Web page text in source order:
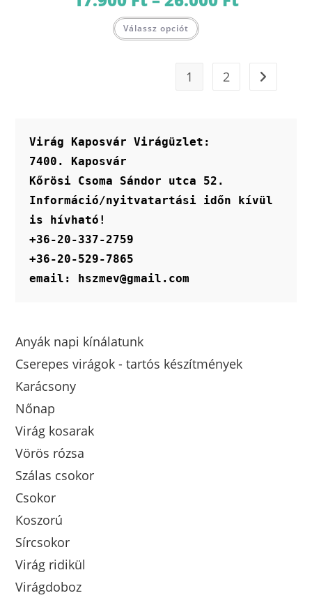
17.900 Ft
Válassz opciót a
1 2
Virág Kaposvár Virágüzlet:
7400. Kaposvár
Kőrösi Csoma Sándor utca 52.
Információ/nyitvatartási időn kívül
is hívható!
+36-20-337-2759
+36-20-529-7865
email: hszmev@gmail.com
Anyák napi kínálatunk
Cserepes virágok - tartós készítmények
Karácsony
Nőnap
Virág kosarak
Vörös rózsa
Szálas csokor
Csokor
Koszorú
Sírcsokor
Virág ridikül
Virágdoboz